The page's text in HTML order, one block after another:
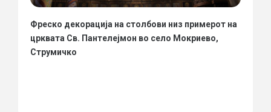
Фреско декорација на столбови низ примерот на
црквата Св. Пантелејмон во село Мокриево,
Струмичко